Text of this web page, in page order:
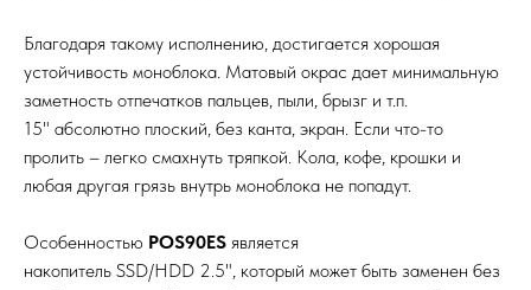
Благодаря такому исполнению, достигается хорошая
устойчивость моноблока. Матовый окрас дает минимальную
заметность отпечатков пальцев, пыли, брызг и т.п.
15" абсолютно плоский, без канта, экран. Если что-то
пролить – легко смахнуть тряпкой. Кола, кофе, крошки и
любая другая грязь внутрь моноблока не попадут.
Особенностью POS90ES является
накопитель SSD/HDD 2.5", который может быть заменен без